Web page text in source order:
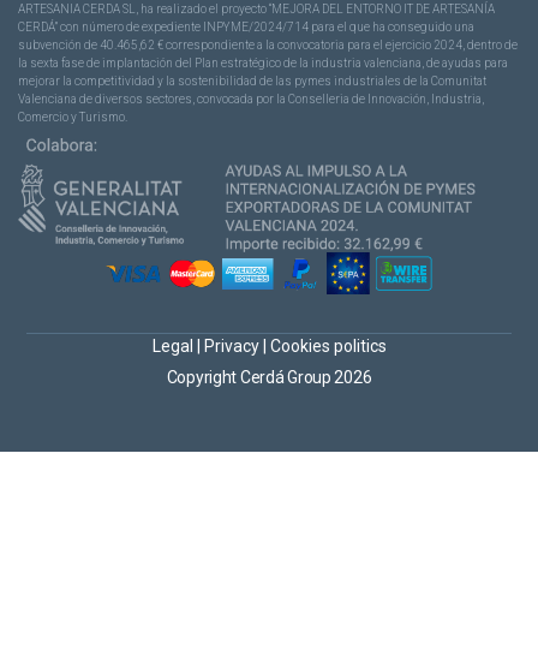
ARTESANIA CERDA SL, ha realizado el proyecto “MEJORA DEL ENTORNO IT DE ARTESANÍA
CERDÁ” con número de expediente INPYME/2024/714 para el que ha conseguido una
subvención de 40.465,62 € correspondiente a la convocatoria para el ejercicio 2024, dentro de
la sexta fase de implantación del Plan estratégico de la industria valenciana, de ayudas para
mejorar la competitividad y la sostenibilidad de las pymes industriales de la Comunitat
Valenciana de diversos sectores, convocada por la Conselleria de Innovación, Industria,
Comercio y Turismo.
Copyright Cerdá Group 2026
Legal Privacy Cookies politics